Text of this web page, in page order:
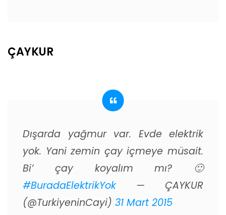
ÇAYKUR
Dışarda yağmur var. Evde elektrik
yok. Yani zemin çay içmeye müsait.
Bi’ çay koyalım mı? 🙂
#BuradaElektrikYok— ÇAYKUR
(@TurkiyeninCayi) 31 Mart 2015